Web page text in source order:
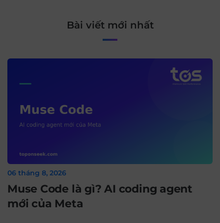
Bài viết mới nhất
06 tháng 8, 2026
Muse Code là gì? AI coding agent
mới của Meta